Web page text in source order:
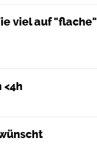
viel auf "flache"
<4h